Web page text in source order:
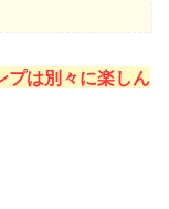
プは別々に楽しん